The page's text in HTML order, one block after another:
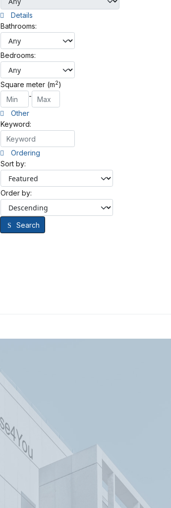
Details
Bathrooms:
Bedrooms:
Square meter (m2)
-
Other
Keyword:
Ordering
Sort by:
Order by:
Search